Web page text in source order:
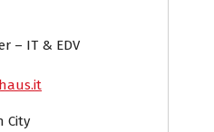
– IT & EDV
City